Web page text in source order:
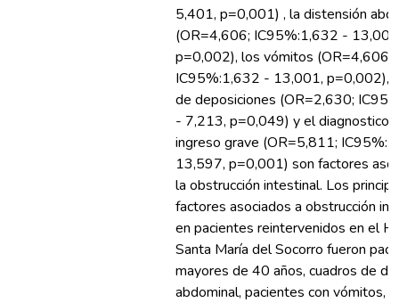
5,401, p=0,001) , la distensión
(OR=4,606; IC95%:1,632 -
p=0,002), los vómitos (OR=4,606;
IC95%:1,632 - 13,001, p=0,002),
de deposiciones (OR=2,630;
- 7,213, p=0,049) y el diagnostico
ingreso grave (OR=5,811;
13,597, p=0,001) son factores
la obstrucción intestinal. Los
factores asociados a obstrucción
en pacientes reintervenidos en el
Santa María del Socorro fueron
mayores de 40 años, cuadros de
abdominal, pacientes con vómitos,